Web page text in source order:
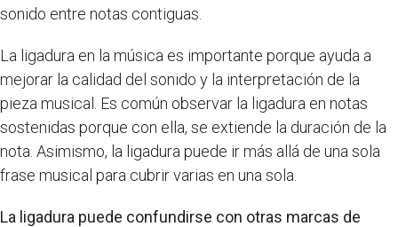
sonido entre notas contiguas.
La ligadura en la música es importante porque ayuda a
mejorar la calidad del sonido y la interpretación de la
pieza musical. Es común observar la ligadura en notas
sostenidas porque con ella, se extiende la duración de la
nota. Asimismo, la ligadura puede ir más allá de una sola
frase musical para cubrir varias en una sola.
La ligadura puede confundirse con otras marcas de